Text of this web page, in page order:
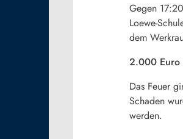
Gegen
Loewe-
dem
2.000 Euro
Das Feuer
Schaden
werden.